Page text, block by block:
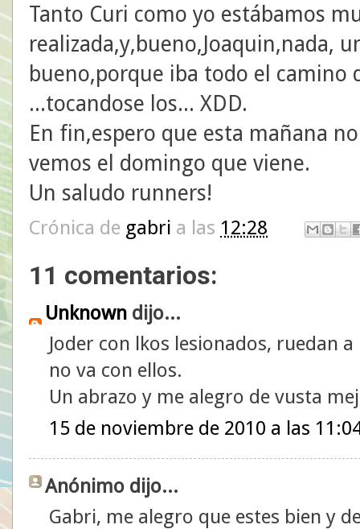
Tanto Curi como yo estábamos
realizada,y,bueno,Joaquin,nada,
bueno,porque iba todo el camino
...tocandose los... XDD.
En fin,espero que esta mañana
vemos el domingo que viene.
Un saludo runners!
Crónica de gabri a las 12:28
11 comentarios:
Unknown dijo...
Joder con lkos lesionados, ruedan
no va con ellos.
Un abrazo y me alegro de vusta
15 de noviembre de 2010 a las
Anónimo dijo...
Gabri, me alegro que estes bien y